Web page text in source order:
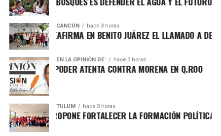
Fuentes diplomáticas señalaron que el presidente de
Estados Unidos decidióaplazar una acción militar
contra Irán luego de recibir presiones de Arabia Saudita,
Catar e Israel, quienes advirtieron sobre el riesgo de una
escalada regional. Washington evalúa nuevas sanciones
dirigidas a altos funcionarios iraníes.
3. Avanza plan internacional para la
transición política en Gaza
CANCÚN hace 3 horas
MARÍN REAFIRMA EN BENITO JUÁREZ EL LLAMADO A
EN LA OPINIÓN DE: hace 3 horas
POR EL PODER ATENTA CONTRA MORENA EN Q.ROO
TULUM hace 3 horas
ALDAY PROPONE FORTALECER LA FORMACIÓN POLÍTICA